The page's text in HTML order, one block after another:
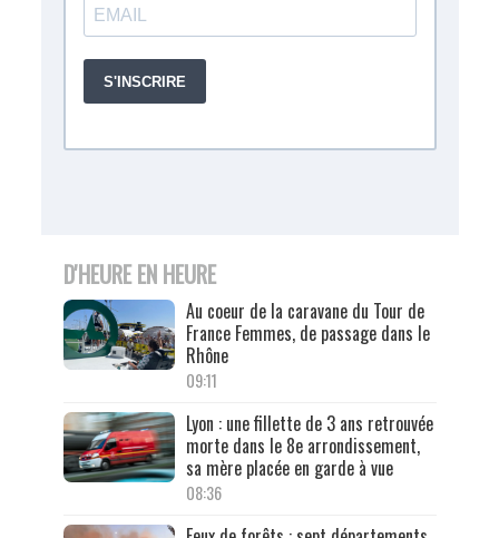
D'HEURE EN HEURE
Au coeur de la caravane du Tour de
France Femmes, de passage dans le
Rhône
09:11
Lyon : une fillette de 3 ans retrouvée
morte dans le 8e arrondissement,
sa mère placée en garde à vue
08:36